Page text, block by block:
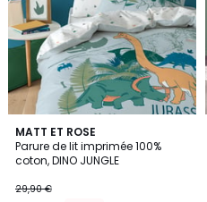
MATT ET ROSE
Parure de lit imprimée 100%
coton, DINO JUNGLE
29,90 €